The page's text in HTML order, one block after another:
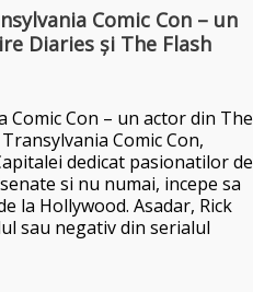
Comic Con – un
Diaries și The Flash
Con – un actor din The
Comic Con,
dedicat pasionatilor de
si nu numai, incepe sa
la Hollywood. Asadar, Rick
sau negativ din serialul